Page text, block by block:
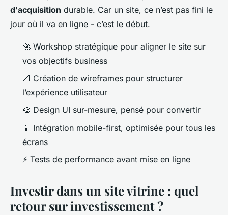
d'acquisition durable. Car un site, ce n’est pas fini le
jour où il va en ligne - c’est le début.
🚀 Workshop stratégique pour aligner le site sur
vos objectifs business
📐 Création de wireframes pour structurer
l’expérience utilisateur
🎨 Design UI sur-mesure, pensé pour convertir
📱 Intégration mobile-first, optimisée pour tous les
écrans
⚡ Tests de performance avant mise en ligne
Investir dans un site vitrine : quel
retour sur investissement ?